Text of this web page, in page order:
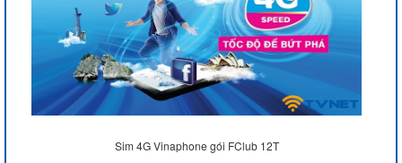
Sim 4G Vinaphone gói FClub 12T